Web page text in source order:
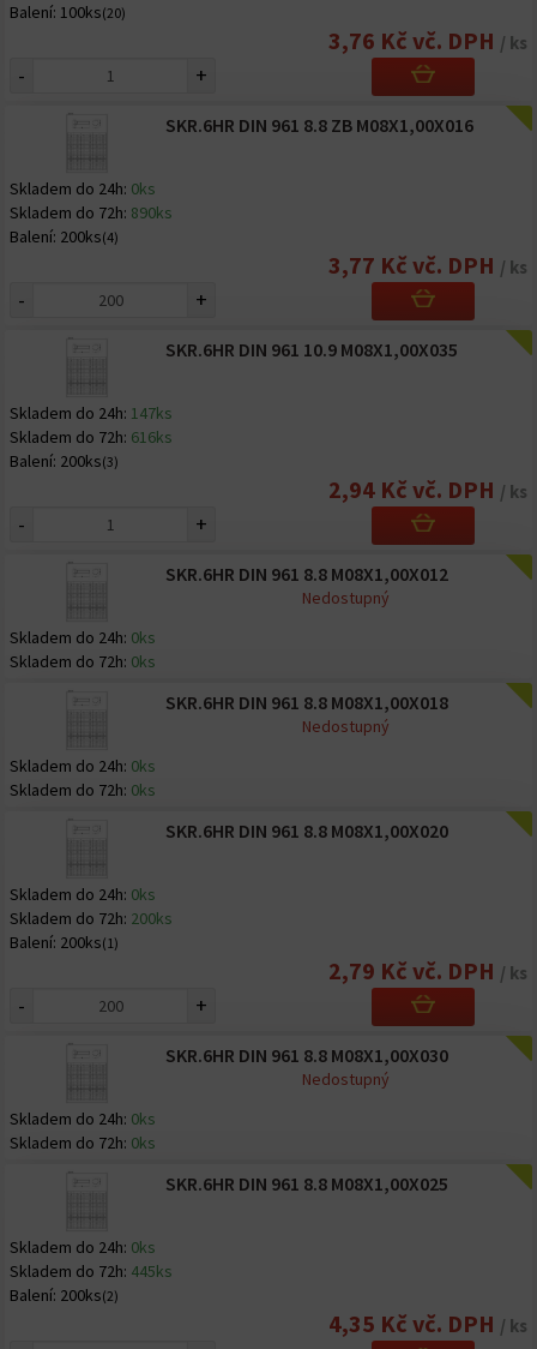
Balení: 100ks(20)
3,76 Kč vč. DPH / ks
- +
SKR.6HR DIN 961 8.8 ZB M08X1,00X016
Skladem do 24h: 0ks
Skladem do 72h: 890ks
Balení: 200ks(4)
3,77 Kč vč. DPH / ks
- +
SKR.6HR DIN 961 10.9 M08X1,00X035
Skladem do 24h: 147ks
Skladem do 72h: 616ks
Balení: 200ks(3)
2,94 Kč vč. DPH / ks
- +
SKR.6HR DIN 961 8.8 M08X1,00X012
Skladem do 24h: 0ks
Skladem do 72h: 0ks
Nedostupný
SKR.6HR DIN 961 8.8 M08X1,00X018
Skladem do 24h: 0ks
Skladem do 72h: 0ks
Nedostupný
SKR.6HR DIN 961 8.8 M08X1,00X020
Skladem do 24h: 0ks
Skladem do 72h: 200ks
Balení: 200ks(1)
2,79 Kč vč. DPH / ks
- +
SKR.6HR DIN 961 8.8 M08X1,00X030
Skladem do 24h: 0ks
Skladem do 72h: 0ks
Nedostupný
SKR.6HR DIN 961 8.8 M08X1,00X025
Skladem do 24h: 0ks
Skladem do 72h: 445ks
Balení: 200ks(2)
4,35 Kč vč. DPH / ks